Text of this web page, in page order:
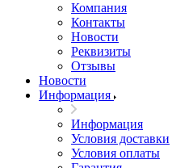
Компания
Контакты
Новости
Реквизиты
Отзывы
Новости
Информация
Информация
Условия доставки
Условия оплаты